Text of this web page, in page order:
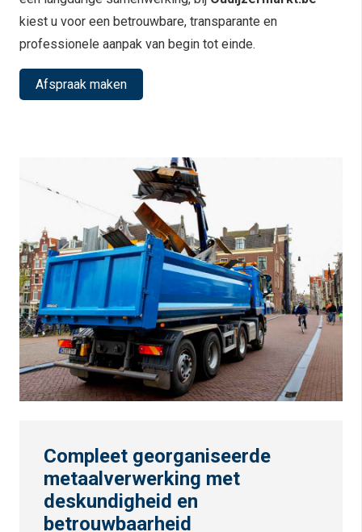
kiest u voor een betrouwbare, transparante en
professionele aanpak van begin tot einde.
Afspraak maken
Compleet georganiseerde
metaalverwerking met
deskundigheid en
betrouwbaarheid